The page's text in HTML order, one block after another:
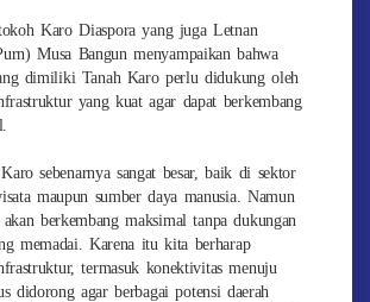
Karo Diaspora yang juga Letnan
Musa Bangun menyampaikan bahwa
dimiliki Tanah Karo perlu didukung oleh
yang kuat agar dapat berkembang
sebenarnya sangat besar, baik di sektor
maupun sumber daya manusia. Namun
berkembang maksimal tanpa dukungan
memadai. Karena itu kita berharap
termasuk konektivitas menuju
didorong agar berbagai potensi daerah